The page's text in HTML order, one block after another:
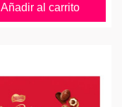
Añadir al carrito